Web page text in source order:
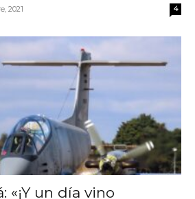
2021 4
«¡Y un día vino